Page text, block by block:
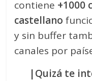
contiene +1000
castellano
y sin buffer
canales por
|Quizá te